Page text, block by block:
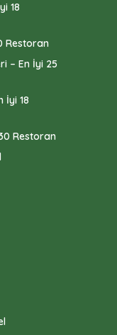
18
Restoran
– En İyi 25
İyi 18
Restoran